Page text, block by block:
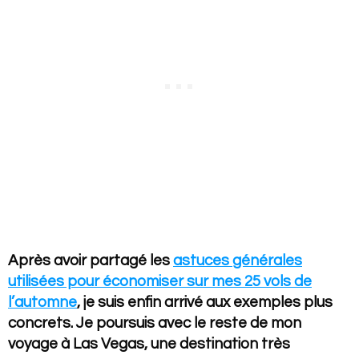
Après avoir partagé les astuces générales
utilisées pour économiser sur mes 25 vols de
l’automne, je suis enfin arrivé aux exemples plus
concrets. Je poursuis avec le reste de mon
voyage à Las Vegas, une destination très